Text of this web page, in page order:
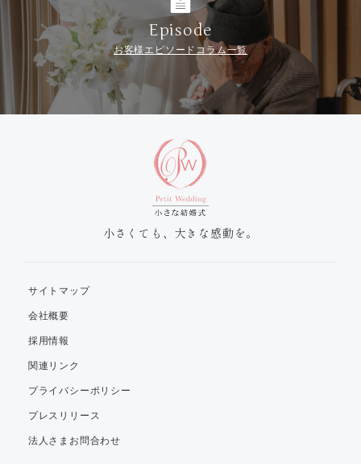
Episode
お客様エピソードコラム一覧
小さくても、大きな感動を。
サイトマップ
会社概要
採用情報
関連リンク
プライバシーポリシー
プレスリリース
法人さまお問合わせ